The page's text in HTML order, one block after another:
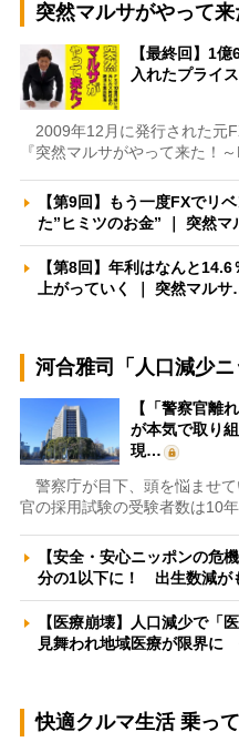
突然マルサがやって来
【最終回】1
入れたプライ
2009年12月に発行された元
『突然マルサがやって来た！
【第9回】もう一度FXでリ
た”ヒミツのお金” ｜ 突然
【第8回】年利はなんと
上がっていく ｜ 突然マル
河合雅司「人口減少ニ
【「警察官離
が本気で取り
現…
警察庁が目下、頭を悩ませ
官の採用試験の受験者数は10
【安全・安心ニッポンの危
分の1以下に！ 出生数減
【医療崩壊】人口減少で「
見舞われ地域医療が限界
快適クルマ生活 乗っ